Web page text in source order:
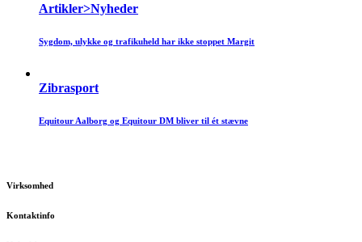
Artikler>Nyheder
Sygdom, ulykke og trafikuheld har ikke stoppet Margit
Zibrasport
Equitour Aalborg og Equitour DM bliver til ét stævne
Virksomhed
Kontaktinfo